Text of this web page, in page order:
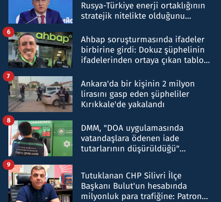
Rusya-Türkiye enerji ortaklığının
stratejik nitelikte olduğunu
Ahbap soruşturmasında ifadeler
birbirine girdi: Dokuz şüphelinin
ifadelerinden ortaya çıkan tablo
6
Ankara'da bir kişinin 2 milyon
lirasını gasp eden şüpheliler
Kırıkkale'de yakalandı
7
DMM, "DOA uygulamasında
vatandaşlara ödenen iade
tutarlarının düşürüldüğü"
8
Tutuklanan CHP Silivri İlçe
Başkanı Bulut'un hesabında
milyonluk para trafiğine: Patron
9